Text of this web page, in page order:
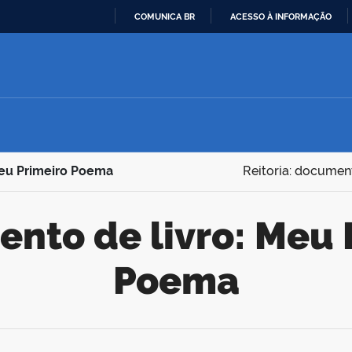
CONTEÚDO
COMUNICA BR ACESSO À INFORMAÇÃO
Primeiro Poema Reitoria:
Poema